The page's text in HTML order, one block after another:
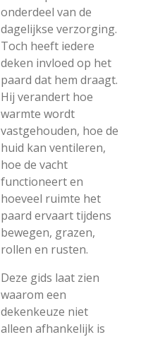
onderdeel van de
dagelijkse verzorging.
Toch heeft iedere
deken invloed op het
paard dat hem draagt.
Hij verandert hoe
warmte wordt
vastgehouden, hoe de
huid kan ventileren,
hoe de vacht
functioneert en
hoeveel ruimte het
paard ervaart tijdens
bewegen, grazen,
rollen en rusten.
Deze gids laat zien
waarom een
dekenkeuze niet
alleen afhankelijk is